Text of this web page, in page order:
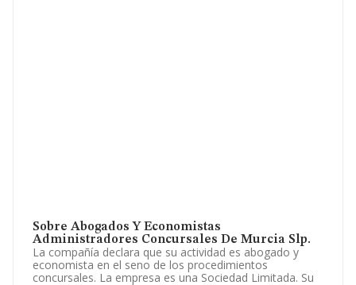
Sobre Abogados Y Economistas
Administradores Concursales De Murcia Slp.
La compañía declara que su actividad es abogado y
economista en el seno de los procedimientos
concursales. La empresa es una Sociedad Limitada. Su